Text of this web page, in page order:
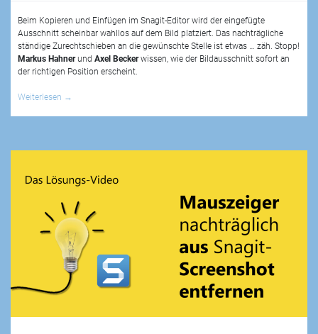
Beim Kopieren und Einfügen im Snagit-Editor wird der eingefügte
Ausschnitt scheinbar wahllos auf dem Bild platziert. Das nachträgliche
ständige Zurechtschieben an die gewünschte Stelle ist etwas … zäh. Stopp!
Markus Hahnerund Axel Beckerwissen, wie der Bildausschnitt sofort an
der richtigen Position erscheint.
Weiterlesen →